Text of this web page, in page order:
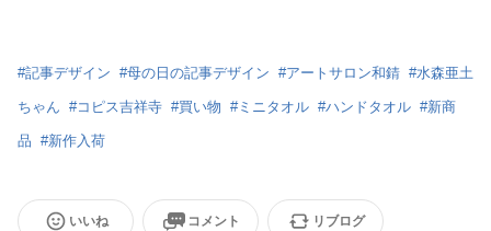
#記事デザイン #母の日の記事デザイン #アートサロン和錆 #水森亜土
ちゃん #コピス吉祥寺 #買い物 #ミニタオル #ハンドタオル #新商
品 #新作入荷
いいね コメント リブログ